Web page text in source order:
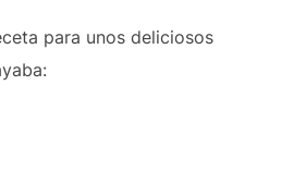
para unos deliciosos